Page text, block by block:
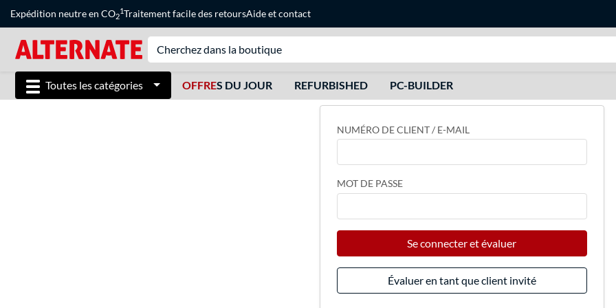
Expédition neutre en CO2
1Traitement facile des retoursAideetcontact
Toutes les catégories OFFRES DU JOUR REFURBISHED PC-BUILDER
NUMÉRO DE CLIENT / E-MAIL
MOT DE PASSE
Se connecter et évaluer
Évaluer en tant que client invité